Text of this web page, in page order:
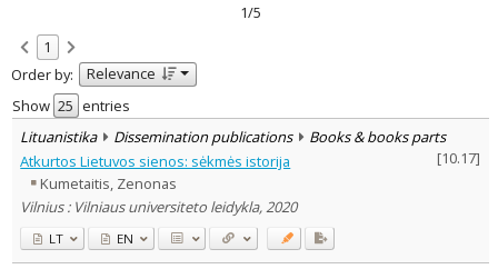
Refine
Open access
Scientific publications 4
Dissemination publications
Document Type:
Books & books parts 4
Journal articles 1
Subject area:
History
4
1/5
1
Order by:
Relevance
Show
entries
Lituanistika
Dissemination publications
Books & books parts
[10.17]
Atkurtos Lietuvos sienos: sėkmės istorija
Kumetaitis, Zenonas
Vilnius : Vilniaus universiteto leidykla, 2020
LT EN